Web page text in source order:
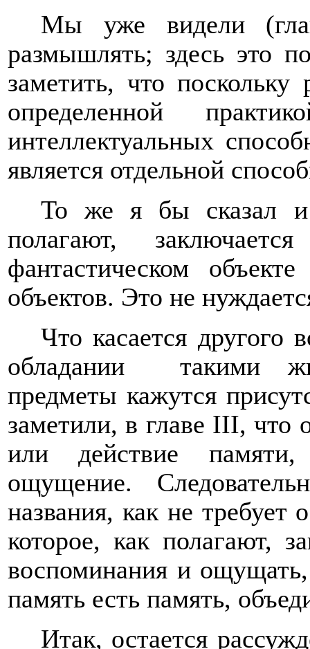
Мы уже видели
размышлять; здесь это
заметить, что поскольку
определенной
интеллектуальных
является отдельной
То же я бы сказал и
полагают,
фантастическом
объектов. Это не
Что касается другого
обладании
такими
предметы кажутся
заметили, в главе III, что
или действие
ощущение.
названия, как не требует
которое, как полагают,
воспоминания и
память есть память,
Итак, остается